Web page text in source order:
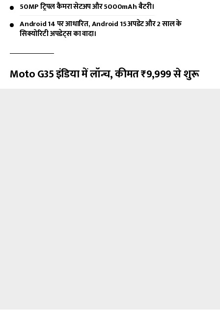
50MP ट्रिपल कैमरा सेटअप और 5000mAh बैटरी।
Android 14 पर आधारित, Android 15 अपडेट और 2 साल के
सिक्योरिटी अपडेट्स का वादा।
Moto G35 इंडिया में लॉन्च, कीमत ₹9,999 से शुरू